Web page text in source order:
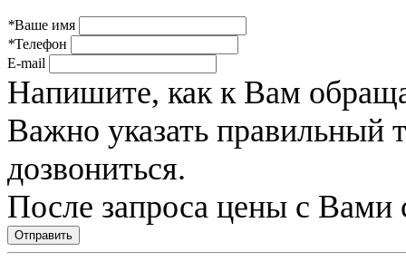
*Ваше имя
*Телефон
E-mail
Напишите, как к Вам
Важно указать
дозвониться.
После запроса цены с Вами
Отправить